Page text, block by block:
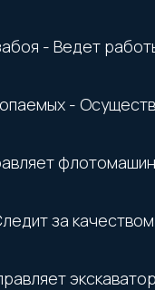
- Ведет
-
за